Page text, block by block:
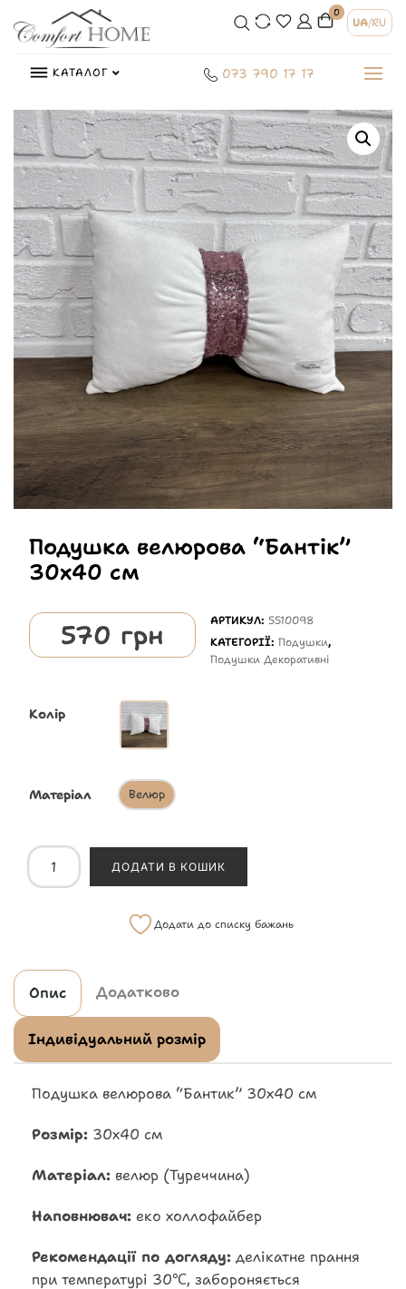
0
UA/RU
КАТАЛОГ 073 790 17 17
Подушка велюрова “Бантік”
30х40 см
570 грн АРТИКУЛ: 5510098
КАТЕГОРІЇ:Подушки,
Подушки Декоративні
Колір
Матеріал Велюр
ДОДАТИ В КОШИК
Додати до списку бажань
Опис Додатково
Індивідуальний розмір
Подушка велюрова “Бантик” 30х40 см
Розмір: 30х40 см
Матеріал: велюр (Туреччина)
Наповнювач: еко холлофайбер
Рекомендації по догляду: делікатне прання
при температурі 30℃, забороняється